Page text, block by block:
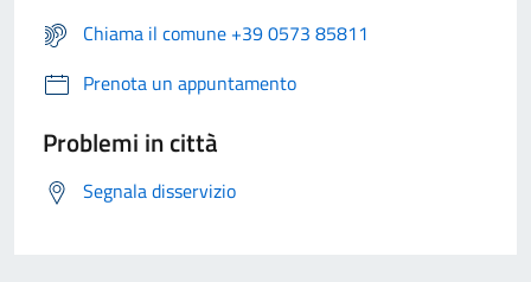
Chiama il comune +39 0573 85811
Prenota un appuntamento
Problemi in città
Segnala disservizio